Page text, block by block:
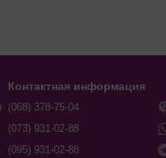
Контактная информация
(068) 378-75-04
(073) 931-02-88
(095) 931-02-88